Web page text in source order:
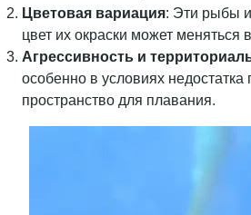
Цветовая вариация: Эти рыбы
цвет их окраски может
Агрессивность и
особенно в условиях
пространство для плавания.